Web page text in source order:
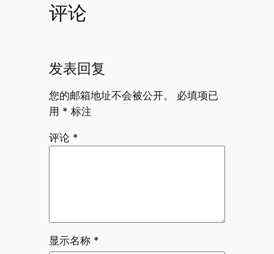
评论
发表回复
您的邮箱地址不会被公开。
必填项已
用 * 标注
评论 *
显示名称 *